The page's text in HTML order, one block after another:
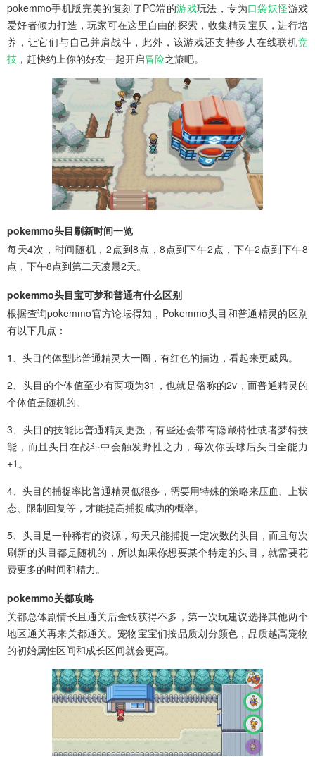
pokemmo手机版完美的复刻了PC端的游戏玩法，专为口袋妖怪游戏
爱好者倾力打造，玩家可在这里自由的探索，收集精灵宝贝，进行培
养，让它们与自己并肩战斗，此外，该游戏还支持多人在线联机竞
技 ，赶快约上你的好友一起开启冒险之旅吧。
pokemmo头目刷新时间一览
每天4次，时间随机，2点到8点，8点到下午2点，下午2点到下午8
点，下午8点到第二天凌晨2天。
pokemmo头目宝可梦和普通有什么区别
根据查询pokemmo官方论坛得知，Pokemmo头目和普通精灵的区别
有以下几点：
1、头目的体型比普通精灵大一圈，有红色的描边，看起来更威风。
2、头目的个体值至少有两项为31，也就是俗称的2v，而普通精灵的
个体值是随机的。
3、头目的技能比普通精灵更强，有些还会带有隐藏特性或者梦特技
能，而且头目在战斗中会触发野性之力，每次你丢球后头目全能力
+1。
4、头目的捕捉率比普通精灵低很多，需要用特殊的策略来压血、上状
态、限制回复等，才能提高捕捉成功的概率。
5、头目是一种稀有的资源，每天只能捕捉一定次数的头目，而且每次
刷新的头目都是随机的，所以如果你想要某个特定的头目，就需要花
费更多的时间和精力。
pokemmo关都攻略
关都总体剧情长且通关后金钱获得不多，第一次玩建议选择其他两个
地区通关再来关都通关。宠物宝宝们按品质划分颜色，品质越高宠物
的初始属性区间和成长区间就会更高。